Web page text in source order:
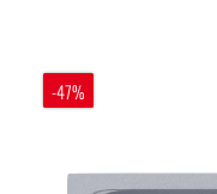
-47%